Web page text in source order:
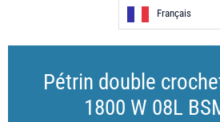
Français
Pétrin double
1800 W 08L